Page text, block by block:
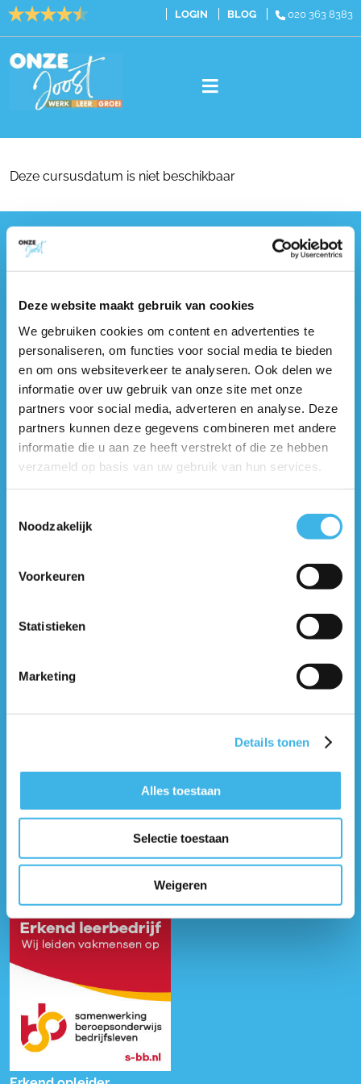
Deze website maakt gebruik van cookies
We gebruiken cookies om content en advertenties te
personaliseren, om functies voor social media te bieden
en om ons websiteverkeer te analyseren. Ook delen we
informatie over uw gebruik van onze site met onze
partners voor social media, adverteren en analyse. Deze
partners kunnen deze gegevens combineren met andere
informatie die u aan ze heeft verstrekt of die ze hebben
verzameld op basis van uw gebruik van hun services.
Noodzakelijk
Voorkeuren
Statistieken
Marketing
Details tonen
Alles toestaan
Selectie toestaan
Weigeren
LOGIN BLOG 020 363 8383
Contact
Deze cursusdatum is niet beschikbaar
Onze Joost
1022 WV Amsterdam
E-mail:
info@onzejoost.nl
Telefoon: 020 363 83 83
Algemene voorwaarden
Cursussen
Detachering/W&S
Privacy beleid
Cursussen
Vacatures